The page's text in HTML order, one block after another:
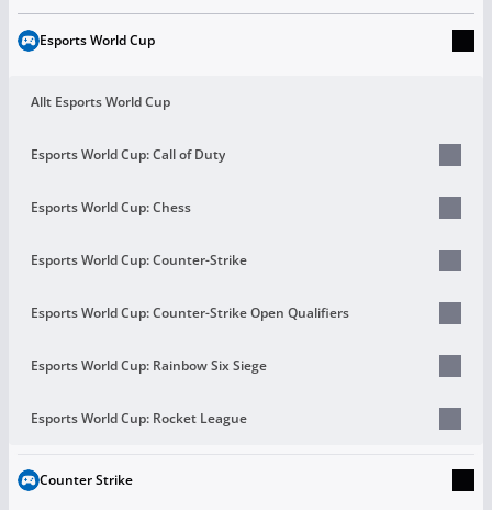
Esports World Cup
Allt Esports World Cup
Esports World Cup: Call of Duty
Esports World Cup: Chess
Esports World Cup: Counter-Strike
Esports World Cup: Counter-Strike Open Qualifiers
Esports World Cup: Rainbow Six Siege
Esports World Cup: Rocket League
Counter Strike